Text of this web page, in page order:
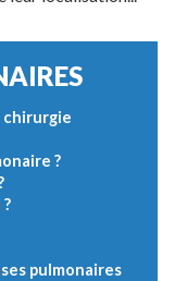
chirurgie
?
pulmonaires